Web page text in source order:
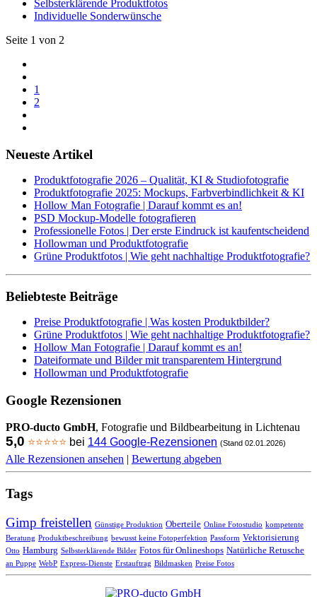
Selbsterklärende Produktfotos
Individuelle Sonderwünsche
Seite 1 von 2
1
2
Neueste Artikel
Produktfotografie 2026 – Qualität, KI & Studiofotografie
Produktfotografie 2025: Mockups, Farbverbindlichkeit & KI
Hollow Man Fotografie | Darauf kommt es an!
PSD Mockup-Modelle fotografieren
Professionelle Fotos | Der erste Eindruck ist kaufentscheidend
Hollowman und Produktfotografie
Grüne Produktfotos | Wie geht nachhaltige Produktfotografie?
Beliebteste Beiträge
Preise Produktfotografie | Was kosten Produktbilder?
Grüne Produktfotos | Wie geht nachhaltige Produktfotografie?
Hollow Man Fotografie | Darauf kommt es an!
Dateiformate und Bilder mit transparentem Hintergrund
Hollowman und Produktfotografie
Google Rezensionen
PRO-ducto GmbH, Fotografie und Bildbearbeitung in Lichtenau
5,0 ⭐⭐⭐⭐⭐ bei 144 Google-Rezensionen (Stand 02.01.2026)
Alle Rezensionen ansehen | Bewertung abgeben
Tags
Gimp freistellen Günstige Produktion Oberteile Online Fotostudio kompetente
Beratung Produktbeschreibung bewusst keine Fotoperfektion Passform Vektorisierung
Otto Hamburg Selbsterklärende Bilder Fotos für Onlineshops Natürliche Retusche
an Puppe WebP Express-Dienste Erstauftrag Bildmasken Preise Fotos